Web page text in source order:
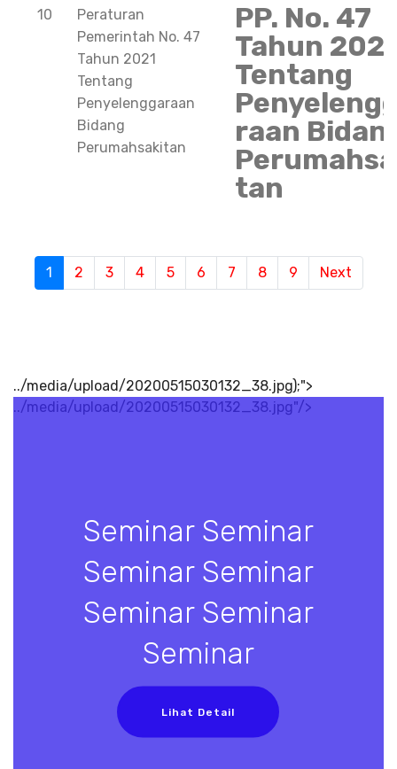
10
Peraturan
Pemerintah No. 47
Tahun 2021
Tentang
Penyelenggaraan
Bidang
Perumahsakitan
PP. No. 47
Tahun
Tentang
raan
tan
1 (current)
2 3 4 5 6 7 8 9 Next
../media/upload/20200515030132_38.jpg);">
../media/upload/20200515030132_38.jpg"/>
Seminar Seminar
Seminar Seminar
Seminar Seminar
Seminar
Lihat Detail